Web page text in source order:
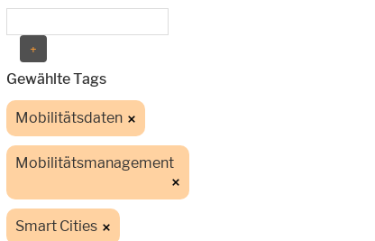
Gewählte Tags
Mobilitätsdaten
Mobilitätsmanagement
Smart Cities